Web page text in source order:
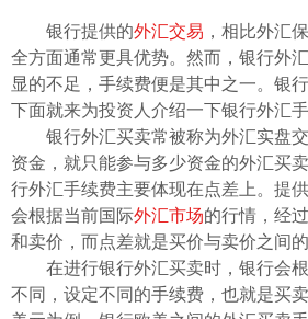
繁體中文
한글
日本語
Tiếng việt
ไทย
银行提供的外汇交易 ，相比外汇
全方面通常更具优势。然而，银行外
显的不足，手续费便是其中之一。银
下面就来为投资人介绍一下银行外汇手
银行外汇买卖常被称为外汇实盘
资金，就只能参与多少资金的外汇买
行外汇手续费主要体现在点差上。提
会根据当前国际外汇市场的行情，经
和卖价，而点差就是买价与卖价之间的
在进行银行外汇买卖时，银行会
不同，设定不同的手续费，也就是买